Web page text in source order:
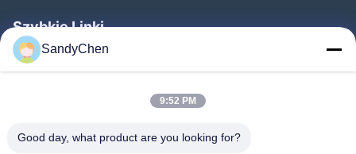
Szybkie Linki
Dom
O Nas
SandyChen
9:52 PM
Good day, what product are you looking for?